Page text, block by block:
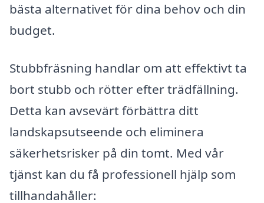
bästa alternativet för dina behov och din
budget.
Stubbfräsning handlar om att effektivt ta
bort stubb och rötter efter trädfällning.
Detta kan avsevärt förbättra ditt
landskapsutseende och eliminera
säkerhetsrisker på din tomt. Med vår
tjänst kan du få professionell hjälp som
tillhandahåller: